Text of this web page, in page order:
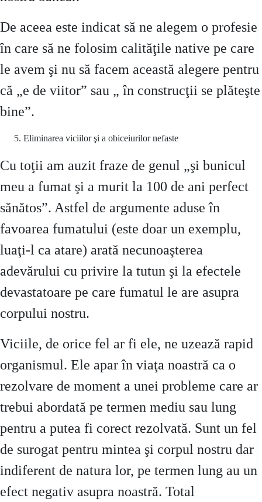
De aceea este indicat să ne alegem o profesie
în care să ne folosim calităţile native pe care
le avem şi nu să facem această alegere pentru
că „e de viitor” sau „ în construcţii se plăteşte
bine”.
Eliminarea viciilor şi a obiceiurilor nefaste
Cu toţii am auzit fraze de genul „şi bunicul
meu a fumat şi a murit la 100 de ani perfect
sănătos”. Astfel de argumente aduse în
favoarea fumatului (este doar un exemplu,
luaţi-l ca atare) arată necunoaşterea
adevărului cu privire la tutun şi la efectele
devastatoare pe care fumatul le are asupra
corpului nostru.
Viciile, de orice fel ar fi ele, ne uzează rapid
organismul. Ele apar în viaţa noastră ca o
rezolvare de moment a unei probleme care ar
trebui abordată pe termen mediu sau lung
pentru a putea fi corect rezolvată. Sunt un fel
de surogat pentru mintea şi corpul nostru dar
indiferent de natura lor, pe termen lung au un
efect negativ asupra noastră. Total